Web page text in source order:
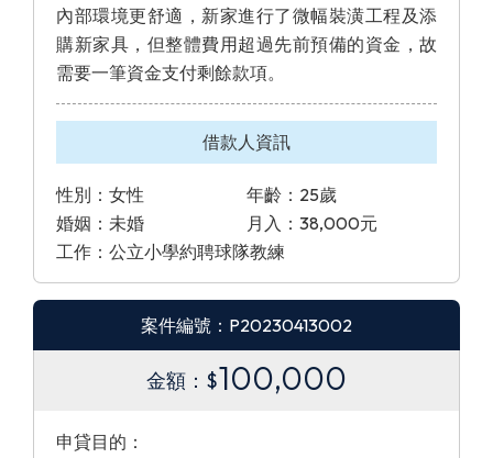
內部環境更舒適，新家進行了微幅裝潢工程及添
購新家具，但整體費用超過先前預備的資金，故
需要一筆資金支付剩餘款項。
借款人資訊
性別：女性
年齡：25歲
婚姻：未婚
月入：38,000元
工作：公立小學約聘球隊教練
案件編號：P20230413002
金額：$100,000
申貸目的：